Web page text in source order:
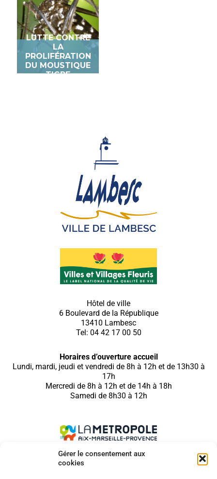
Gérer le consentement aux
cookies
LUTTE CONTRE
LA
PROLIFÉRATION
DU MOUSTIQUE
TIGRE
Hôtel de ville
6 Boulevard de la République
13410 Lambesc
Tel: 04 42 17 00 50
Horaires d’ouverture accueil
Lundi, mardi, jeudi et vendredi de 8h à 12h et de 13h30 à
17h
Mercredi de 8h à 12h et de 14h à 18h
Samedi de 8h30 à 12h